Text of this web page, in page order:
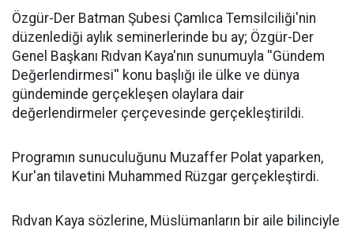
​Özgür-Der Batman Şubesi Çamlıca Temsilciliği'nin
düzenlediği aylık seminerlerinde bu ay; Özgür-Der
Genel Başkanı Rıdvan Kaya'nın sunumuyla ''Gündem
Değerlendirmesi'' konu başlığı ile ülke ve dünya
gündeminde gerçekleşen olaylara dair
değerlendirmeler çerçevesinde gerçekleştirildi.
Programın sunuculuğunu Muzaffer Polat yaparken,
Kur'an tilavetini Muhammed Rüzgar gerçekleştirdi.
Rıdvan Kaya sözlerine, Müslümanların bir aile bilinciyle